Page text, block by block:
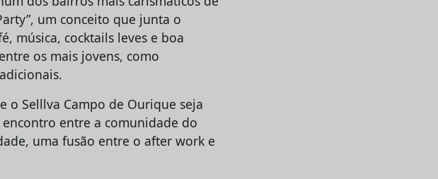
um conceito que junta o
música, cocktails leves e boa
os mais jovens, como
o Selllva Campo de Ourique seja
entre a comunidade do
uma fusão entre o after work e